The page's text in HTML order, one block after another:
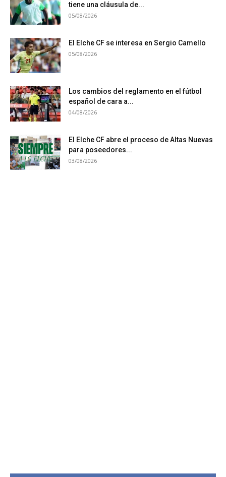
tiene una cláusula de...
05/08/2026
El Elche CF se interesa en Sergio Camello
05/08/2026
Los cambios del reglamento en el fútbol
español de cara a...
04/08/2026
El Elche CF abre el proceso de Altas Nuevas
para poseedores...
03/08/2026